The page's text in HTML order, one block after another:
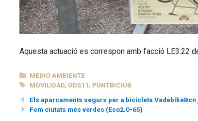
Aquesta actuació es correspon amb l’acció LE3.22
CATEGORÍAS
MEDIO AMBIENTE
ETIQUETAS
MOVILIDAD, ODS11, PUNTBICIUB
Els aparcaments segurs per a bicicleta
Fem ciutats més verdes (Eco2.0-65)